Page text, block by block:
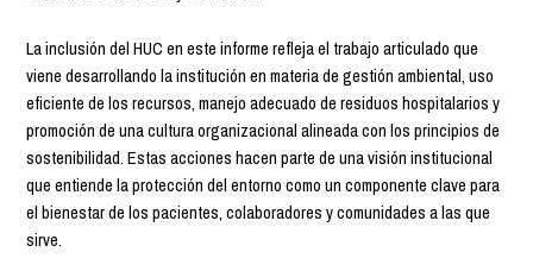
La inclusión del HUC en este informe refleja el trabajo articulado que
viene desarrollando la institución en materia de gestión ambiental, uso
eficiente de los recursos, manejo adecuado de residuos hospitalarios y
promoción de una cultura organizacional alineada con los principios de
sostenibilidad. Estas acciones hacen parte de una visión institucional
que entiende la protección del entorno como un componente clave para
el bienestar de los pacientes, colaboradores y comunidades a las que
sirve.